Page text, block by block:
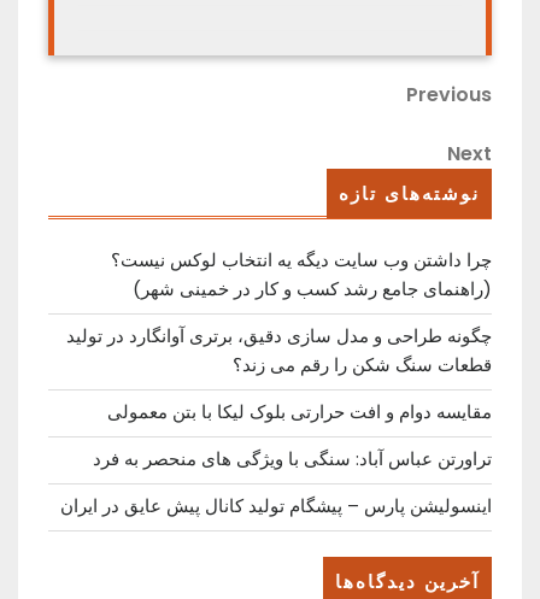
راهبری
نوشته
Previous
Previous
Next
Next
نوشته‌های تازه
چرا داشتن وب سایت دیگه یه انتخاب لوکس نیست؟
(راهنمای جامع رشد کسب ‌و کار در خمینی ‌شهر)
چگونه طراحی و مدل سازی دقیق، برتری آوانگارد در تولید
قطعات سنگ شکن را رقم می زند؟
مقایسه دوام و افت حرارتی بلوک لیکا با بتن معمولی
تراورتن عباس آباد: سنگی با ویژگی های منحصر به فرد
اینسولیشن پارس – پیشگام تولید کانال پیش عایق در ایران
آخرین دیدگاه‌ها